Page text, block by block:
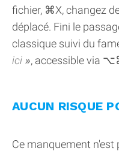
fichier, ⌘X, changez
déplacé. Fini le
classique suivi du
ici
, accessible via
AUCUN RISQUE
Ce manquement n'est